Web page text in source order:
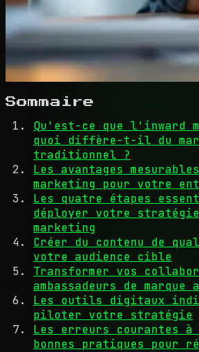
Sommaire
Qu'est-ce que l'inward
quoi diffère-t-il du
traditionnel ?
Les avantages
marketing pour votre
Les quatre étapes
déployer votre
marketing
Créer du contenu de
votre audience cible
Transformer vos
ambassadeurs de marque
Les outils digitaux
piloter votre stratégie
Les erreurs courantes
bonnes pratiques pour